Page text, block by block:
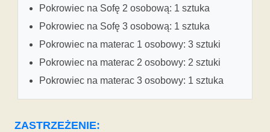
Pokrowiec na Sofę 2 osobową: 1 sztuka
Pokrowiec na Sofę 3 osobową: 1 sztuka
Pokrowiec na materac 1 osobowy: 3 sztuki
Pokrowiec na materac 2 osobowy: 2 sztuki
Pokrowiec na materac 3 osobowy: 1 sztuka
ZASTRZEŻENIE: